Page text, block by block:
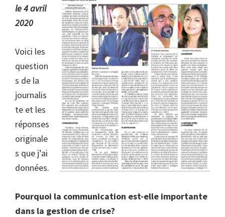
le 4 avril
2020
Voici les
question
s de la
journalis
te et les
réponses
originale
s que j’ai
données.
Pourquoi la communication est-elle importante
dans la gestion de crise?